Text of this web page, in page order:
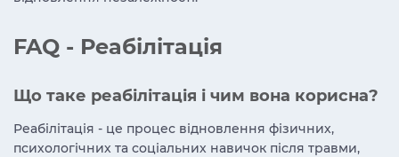
FAQ - Реабілітація
Що таке реабілітація і чим вона корисна?
Реабілітація - це процес відновлення фізичних,
психологічних та соціальних навичок після травми,